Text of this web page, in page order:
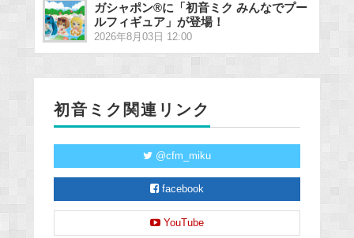
ガシャポン®に「初音ミク みんなでプー
ルフィギュア」が登場！
2026年8月03日 12:00
初音ミク関連リンク
@cfm_miku
facebook
YouTube